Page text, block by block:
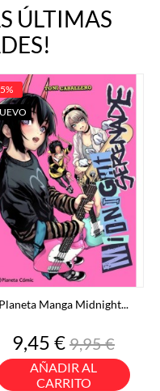
ÚLTIMAS
Planeta Manga Midnight...
Precio
9,45 €Precio
base
9,95 €
AÑADIR AL
CARRITO